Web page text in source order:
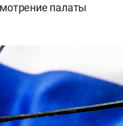
палаты